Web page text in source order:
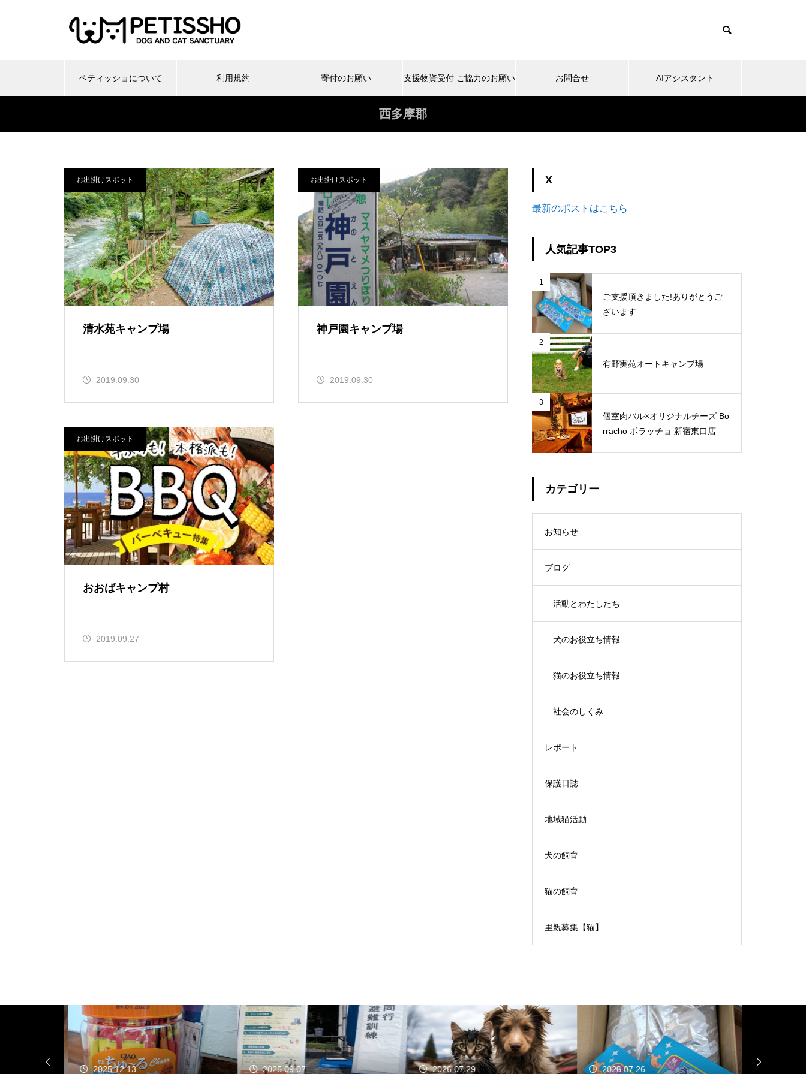
ペティッショについて 利用規約 寄付のお願い 支援物資受付 ご協力のお願い お問合せ AIアシスタント
西多摩郡
お出掛けスポット
清水苑キャンプ場
2019.09.30
お出掛けスポット
神戸園キャンプ場
2019.09.30
お出掛けスポット
おおばキャンプ村
2019.09.27
X
最新のポストはこちら
人気記事TOP3
1
ご支援頂きました!ありがとうご
ざいます
2
有野実苑オートキャンプ場
3
個室肉バル×オリジナルチーズ Bo
rracho ボラッチョ 新宿東口店
カテゴリー
お知らせ
ブログ
活動とわたしたち
犬のお役立ち情報
猫のお役立ち情報
社会のしくみ
レポート
保護日誌
地域猫活動
犬の飼育
猫の飼育
里親募集【猫】
2025.12.13 2025.09.07 2026.07.29 2026.07.26